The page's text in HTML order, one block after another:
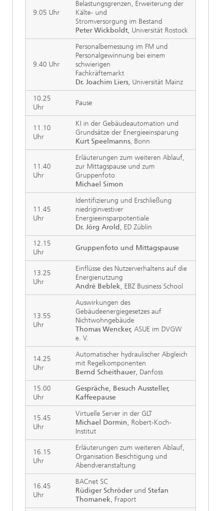
9.05 Uhr
Belastungsgrenzen, Erweiterung der
Kälte- und
Stromversorgung im Bestand
Peter Wickboldt, Universität Rostock
9.40 Uhr
Personalbemessung im FM und
Personalgewinnung bei einem
schwierigen
Fachkräftemarkt
Dr. Joachim Liers, Universität Mainz
10.25
Uhr
Pause
11.10
Uhr
KI in der Gebäudeautomation und
Grundsätze der Energieeinsparung
Kurt Speelmanns, Bonn
11.40
Uhr
Erläuterungen zum weiteren Ablauf,
zur Mittagspause und zum
Gruppenfoto
Michael Simon
11.45
Uhr
Identifizierung und Erschließung
niedriginvestiver
Energieeinsparpotentiale
Dr. Jörg Arold, ED Züblin
12.15
Uhr
Gruppenfoto und Mittagspause
13.25
Uhr
Einflüsse des Nutzerverhaltens auf die
Energienutzung
André Beblek, EBZ Business School
13.55
Uhr
Auswirkungen des
Gebäudeenergiegesetzes auf
Nichtwohngebäude
Thomas Wencker, ASUE im DVGW
e. V.
14.25
Uhr
Automatischer hydraulischer Abgleich
mit Regelkomponenten
Bernd Scheithauer, Danfoss
15.00
Uhr
Gespräche, Besuch Aussteller,
Kaffeepause
15.45
Uhr
Virtuelle Server in der GLT
Michael Dormin, Robert-Koch-
Institut
16.15
Uhr
Erläuterungen zum weiteren Ablauf,
Organisation Besichtigung und
Abendveranstaltung
16.45
Uhr
BACnet SC
Rüdiger Schröder und Stefan
Thomanek, Fraport